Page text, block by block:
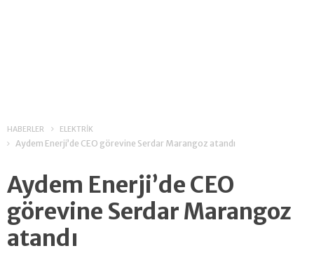
HABERLER ELEKTRİK
Aydem Enerji’de CEO görevine Serdar Marangoz atandı
Aydem Enerji’de CEO
görevine Serdar Marangoz
atandı